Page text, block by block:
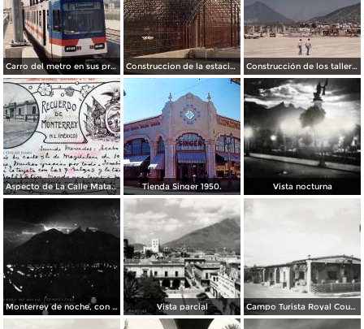
Carro del metro en sus primeras pruebas durante 1990 Construccion de la estacion cuauhtemoc Construcción de los talleres del metro
Aspecto de La Calle Matamoros ( Circulada el 8 de Abril de 1912 ). Tienda Singer 1950. Vista nocturna
Monterrey de noche, con tempestad Vista parcial Campo Turista Royal Courts